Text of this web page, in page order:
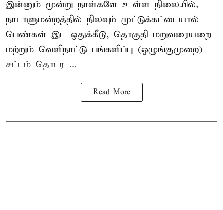
இன்னும் மூன்று நாள்களே உள்ள நிலையில்,
நாடாளுமன்றத்தில் நிலவும் முட்டுக்கட்டையால்
பெண்கள் இட ஒதுக்கீடு, தொகுதி மறுவரையறை
மற்றும் வெளிநாட்டு பங்களிப்பு (ஒழுங்குமுறை)
சட்டம் தொடர ...
Read More